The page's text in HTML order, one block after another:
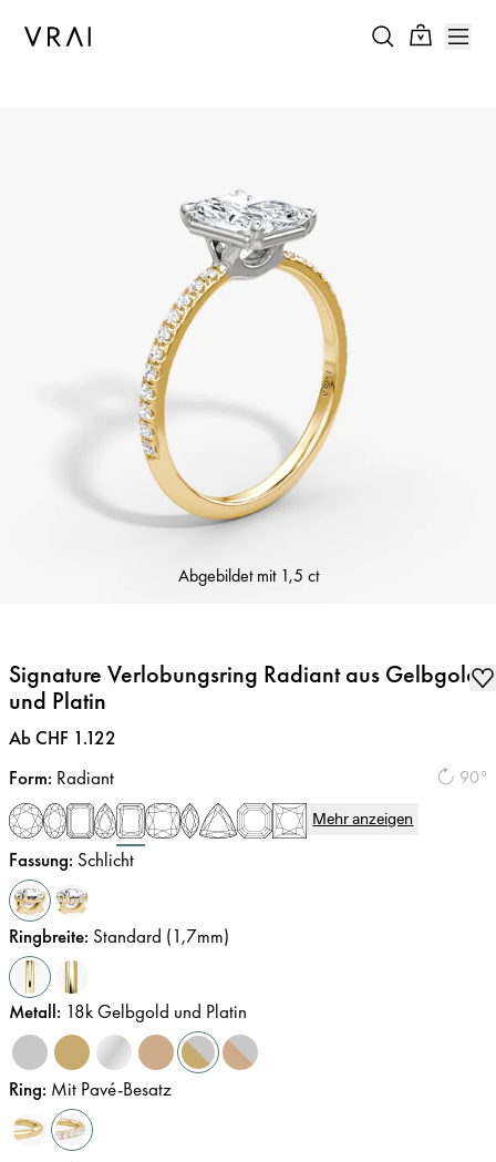
Abgebildet mit 1,5 ct
Signature Verlobungsring Radiant aus Gelbgold
und Platin
Preis:
Ab CHF 1.122
90°
Form: Radiant
Mehr anzeigen
Fassung: Schlicht
Ringbreite: Standard (1,7mm)
Metall: 18k Gelbgold und Platin
Ring: Mit Pavé-Besatz